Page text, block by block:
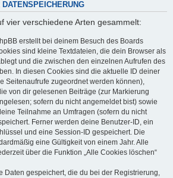
vier verschiedene Arten gesammelt:
erstellt bei deinem Besuch des Boards
sind kleine Textdateien, die dein Browser als
und die zwischen den einzelnen Aufrufen des
In diesen Cookies sind die aktuelle ID deiner
Seitenaufrufe zugeordnet werden können),
von dir gelesenen Beiträge (zur Markierung
sofern du nicht angemeldet bist) sowie
Teilnahme an Umfragen (sofern du nicht
Ferner werden deine Benutzer-ID, ein
und eine Session-ID gespeichert. Die
eine Gültigkeit von einem Jahr. Alle
über die Funktion „Alle Cookies löschen“
Daten gespeichert, die du bei der Registrierung,